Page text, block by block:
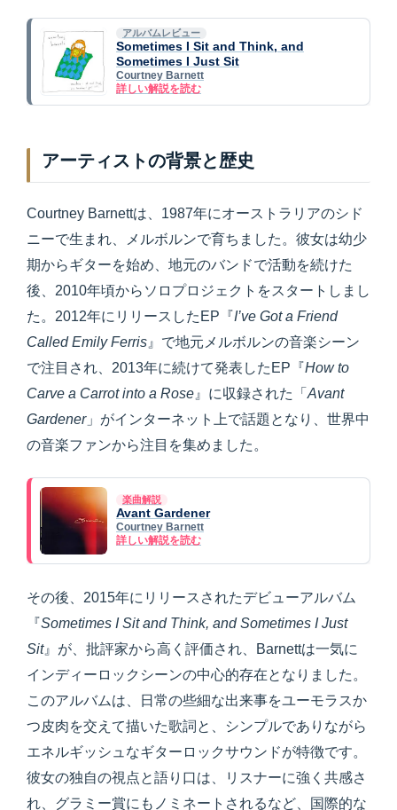
アルバムレビュー
Sometimes I Sit and Think, and
Sometimes I Just Sit
Courtney Barnett
詳しい解説を読む
アーティストの背景と歴史
Courtney Barnettは、1987年にオーストラリアのシド
ニーで生まれ、メルボルンで育ちました。彼女は幼少
期からギターを始め、地元のバンドで活動を続けた
後、2010年頃からソロプロジェクトをスタートしまし
た。2012年にリリースしたEP『 I’ve Got a Friend
Called Emily Ferris』で地元メルボルンの音楽シーン
で注目され、2013年に続けて発表したEP『 How to
Carve a Carrot into a Rose』に収録された「Avant
Gardener」がインターネット上で話題となり、世界中
の音楽ファンから注目を集めました。
楽曲解説
Avant Gardener
Courtney Barnett
詳しい解説を読む
その後、2015年にリリースされたデビューアルバム
『Sometimes I Sit and Think, and Sometimes I Just
Sit』が、批評家から高く評価され、Barnettは一気に
インディーロックシーンの中心的存在となりました。
このアルバムは、日常の些細な出来事をユーモラスか
つ皮肉を交えて描いた歌詞と、シンプルでありながら
エネルギッシュなギターロックサウンドが特徴です。
彼女の独自の視点と語り口は、リスナーに強く共感さ
れ、グラミー賞にもノミネートされるなど、国際的な